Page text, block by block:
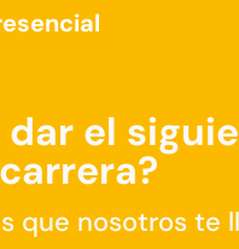
el
que nosotros te